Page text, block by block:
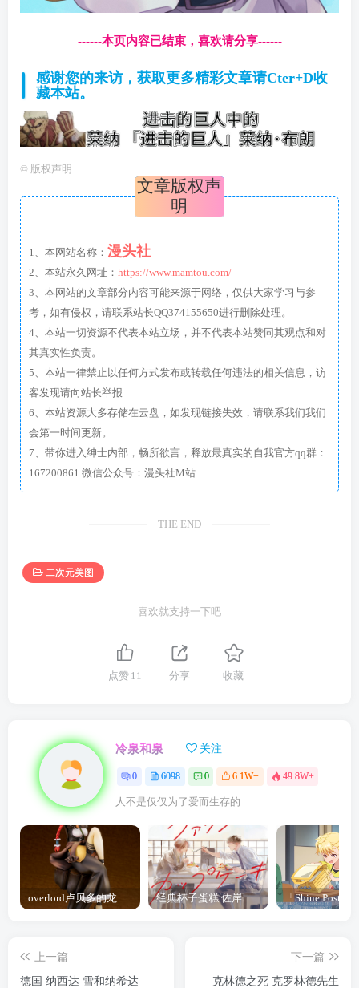
------本页内容已结束，喜欢请分享------
感谢您的来访，获取更多精彩文章请Cter+D收
藏本站。
© 版权声明
文章版权声
明
1、本网站名称： 漫头社
2、本站永久网址： https://www.mamtou.com/
3、本网站的文章部分内容可能来源于网络，仅供大家学习与参
考，如有侵权，请联系站长QQ374155650进行删除处理。
4、本站一切资源不代表本站立场，并不代表本站赞同其观点和对
其真实性负责。
5、本站一律禁止以任何方式发布或转载任何违法的相关信息，访
客发现请向站长举报
6、本站资源大多存储在云盘，如发现链接失效，请联系我们我们
会第一时间更新。
7、带你进入绅士内部，畅所欲言，释放最真实的自我官方qq群：
167200861 微信公众号：漫头社M站
THE END
二次元美图
喜欢就支持一下吧
点赞 11 分享 收藏
冷泉和泉 关注
0 6098 0 6.1W+ 49.8W+
人不是仅仅为了爱而生存的
经典杯子蛋糕 佐岸 漫画「经典杯子蛋糕」宣布真人日剧化
上一篇
德国 纳西达 雪和纳希达
下一篇
克林德之死 克罗林德先生